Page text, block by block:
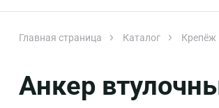
Главная страница Каталог Крепёж
Анкер